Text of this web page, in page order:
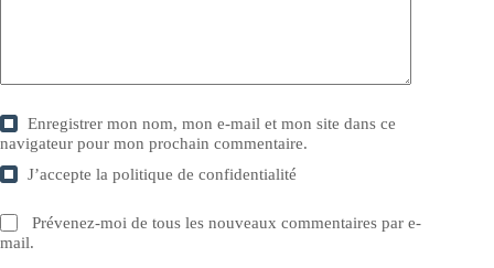
Enregistrer mon nom, mon e-mail et mon site dans ce
navigateur pour mon prochain commentaire.
J’accepte lapolitique de confidentialité
Prévenez-moi de tous les nouveaux commentaires par e-
mail.